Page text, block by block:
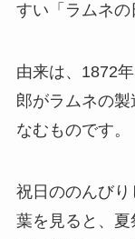
すい「ラムネの
由来は、1872
郎がラムネの
なむものです。
祝日ののんび
葉を見ると、